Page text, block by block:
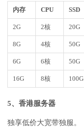
内存 CPU SSD
2G 2核 20G
8G 4核 50G
6G 6核 50G
16G 8核 100G
5、香港服务器
独享低价大宽带独服。